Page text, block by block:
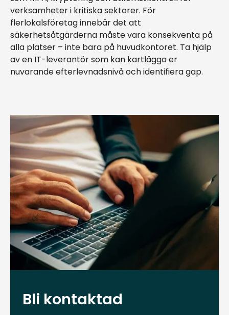
verksamheter i kritiska sektorer. För
flerlokalsföretag innebär det att
säkerhetsåtgärderna måste vara konsekventa på
alla platser – inte bara på huvudkontoret. Ta hjälp
av en IT-leverantör som kan kartlägga er
nuvarande efterlevnadsnivå och identifiera gap.
Bli kontaktad